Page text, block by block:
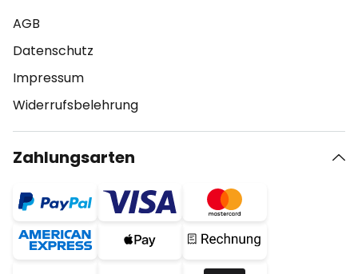
AGB
Datenschutz
Impressum
Widerrufsbelehrung
Zahlungsarten